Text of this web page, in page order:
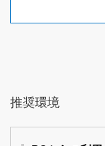
推奨環境